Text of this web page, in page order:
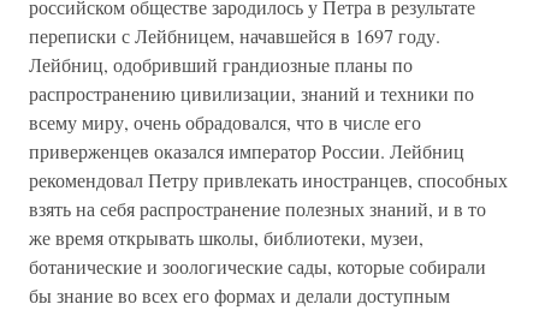
российском обществе зародилось у Петра в результате
переписки с Лейбницем, начавшейся в 1697 году.
Лейбниц, одобривший грандиозные планы по
распространению цивилизации, знаний и техники по
всему миру, очень обрадовался, что в числе его
приверженцев оказался император России. Лейбниц
рекомендовал Петру привлекать иностранцев, способных
взять на себя распространение полезных знаний, и в то
же время открывать школы, библиотеки, музеи,
ботанические и зоологические сады, которые собирали
бы знание во всех его формах и делали доступным